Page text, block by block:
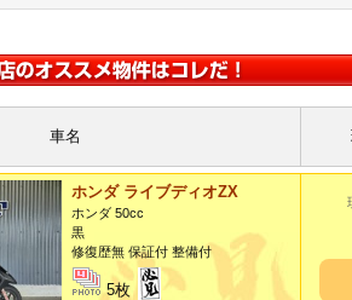
車名
ホンダ ライブディオZX
ホンダ 50cc
黒
修復歴無 保証付 整備付
5枚